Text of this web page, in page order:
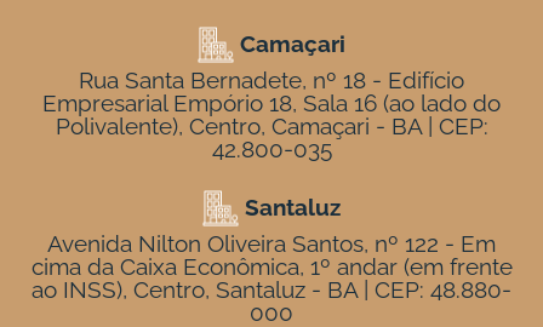
Camaçari
Rua Santa Bernadete, nº 18 - Edifício
Empresarial Empório 18, Sala 16 (ao lado do
Polivalente), Centro, Camaçari - BA | CEP:
42.800-035
Santaluz
Avenida Nilton Oliveira Santos, nº 122 - Em
cima da Caixa Econômica, 1º andar (em frente
ao INSS), Centro, Santaluz - BA | CEP: 48.880-
000